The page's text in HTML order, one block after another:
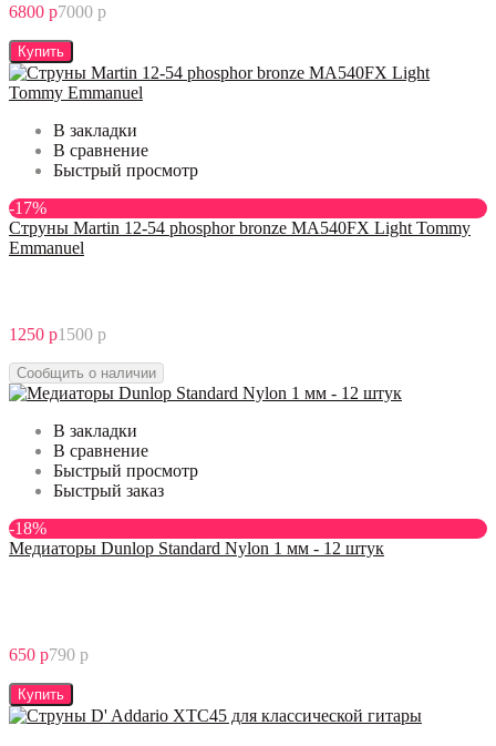
6800 р7000 р
Купить
В закладки
В сравнение
Быстрый просмотр
-17%
Струны Martin 12-54 phosphor bronze MA540FX Light Tommy
Emmanuel
1250 р1500 р
Сообщить о наличии
В закладки
В сравнение
Быстрый просмотр
Быстрый заказ
-18%
Медиаторы Dunlop Standard Nylon 1 мм - 12 штук
650 р790 р
Купить